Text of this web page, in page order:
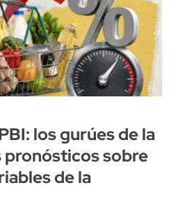
los gurúes de la
pronósticos sobre
de la